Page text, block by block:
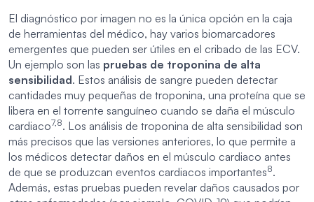
El diagnóstico por imagen no es la única opción en la caja
de herramientas del médico, hay varios biomarcadores
emergentes que pueden ser útiles en el cribado de las ECV.
Un ejemplo son las pruebas de troponina de alta
sensibilidad. Estos análisis de sangre pueden detectar
cantidades muy pequeñas de troponina, una proteína que se
libera en el torrente sanguíneo cuando se daña el músculo
cardiaco7,8. Los análisis de troponina de alta sensibilidad son
más precisos que las versiones anteriores, lo que permite a
los médicos detectar daños en el músculo cardiaco antes
de que se produzcan eventos cardiacos importantes8.
Además, estas pruebas pueden revelar daños causados por